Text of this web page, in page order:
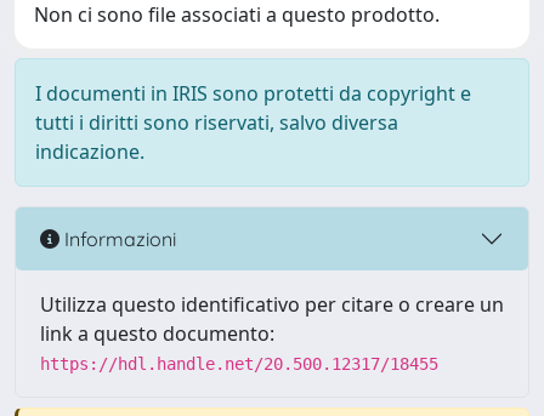
Non ci sono file associati a questo prodotto.
I documenti in IRIS sono protetti da copyright e
tutti i diritti sono riservati, salvo diversa
indicazione.
Informazioni
Utilizza questo identificativo per citare o creare un
link a questo documento:
https://hdl.handle.net/20.500.12317/18455